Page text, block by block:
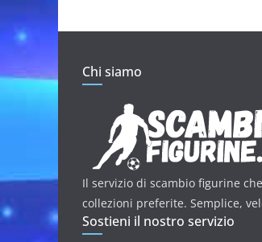
Chi siamo
Il servizio di scambio figurine
collezioni preferite. Semplice,
Sostieni il nostro servizio